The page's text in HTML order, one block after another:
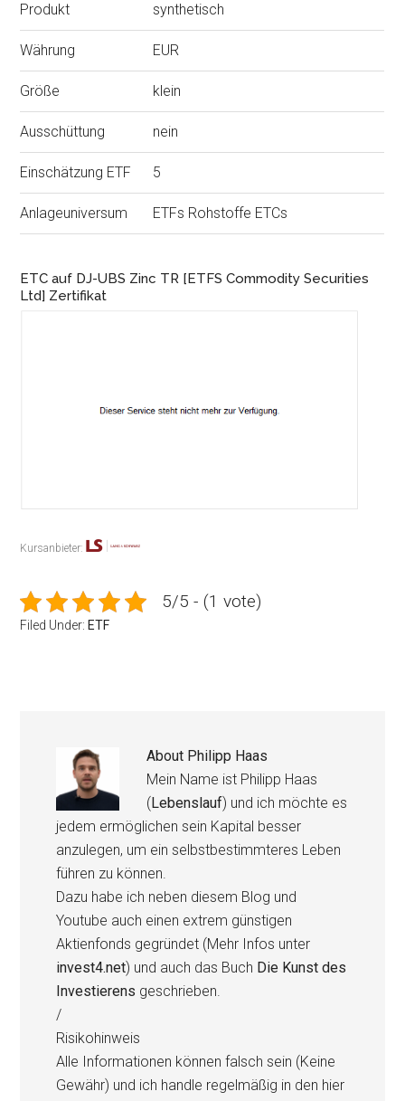
Produkt synthetisch
Währung EUR
Größe klein
Ausschüttung nein
Einschätzung ETF 5
Anlageuniversum ETFs Rohstoffe ETCs
ETC auf DJ-UBS Zinc TR [ETFS Commodity Securities
Ltd] Zertifikat
Kursanbieter:
5/5 - (1 vote)
Filed Under: ETF
About Philipp Haas
Mein Name ist Philipp Haas
(Lebenslauf) und ich möchte es
jedem ermöglichen sein Kapital besser
anzulegen, um ein selbstbestimmteres Leben
führen zu können.
Dazu habe ich neben diesem Blog und
Youtube auch einen extrem günstigen
Aktienfonds gegründet (Mehr Infos unter
invest4.net) und auch das Buch Die Kunst des
Investierens geschrieben.
/
Risikohinweis
Alle Informationen können falsch sein (Keine
Gewähr) und ich handle regelmäßig in den hier